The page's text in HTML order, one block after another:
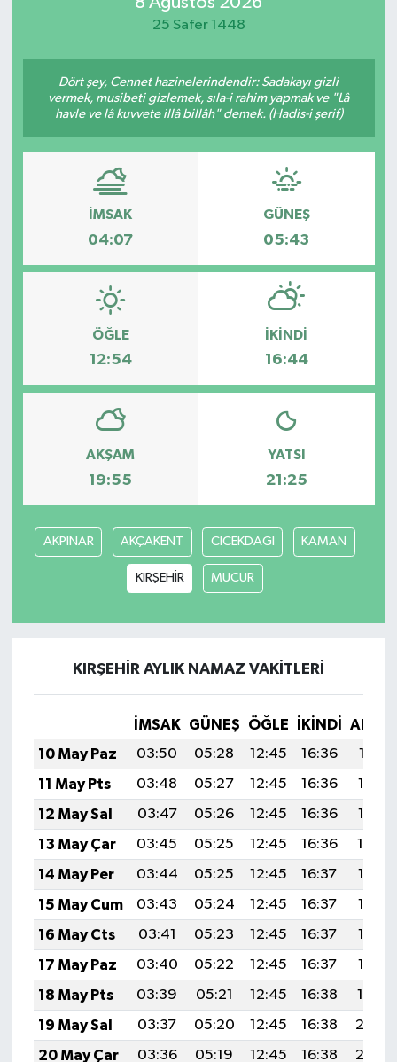
25 Safer 1448
Dört şey, Cennet hazinelerindendir: Sadakayı gizli
vermek, musibeti gizlemek, sıla-i rahim yapmak ve "Lâ
havle ve lâ kuvvete illâ billâh" demek. (Hadis-i şerif)
İMSAK
04:07
GÜNEŞ
05:43
ÖĞLE
12:54
İKINDI
16:44
AKŞAM
19:55
YATSI
21:25
AKPINAR AKÇAKENT CICEKDAGI KAMAN
KIRŞEHİR MUCUR
KIRŞEHİR AYLIK NAMAZ VAKITLERI
İMSAK GÜNEŞ ÖĞLE İKINDI
10 May Paz
03:50 05:28 12:45 16:36
19:51
11 May Pts
03:48 05:27 12:45 16:36
19:52
12 May Sal
03:47 05:26 12:45 16:36
19:53
13 May Çar
03:45 05:25 12:45 16:36
19:54
14 May Per
03:44 05:25 12:45 16:37
19:55
15 May Cum
03:43 05:24 12:45 16:37
19:56
16 May Cts
03:41 05:23 12:45 16:37
19:57
17 May Paz
03:40 05:22 12:45 16:37
19:58
18 May Pts
03:39 05:21 12:45 16:38
19:59
19 May Sal
03:37 05:20 12:45 16:38
20:00
20 May Çar
03:36 05:19 12:45 16:38
20:00